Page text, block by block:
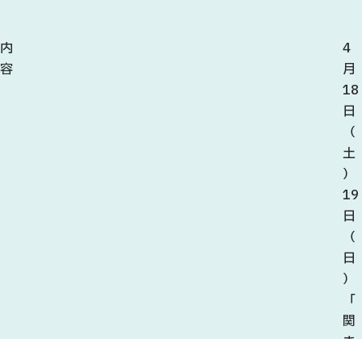
内
容
4
月
18
日
（
土
）
19
日
（
日
）
「
関